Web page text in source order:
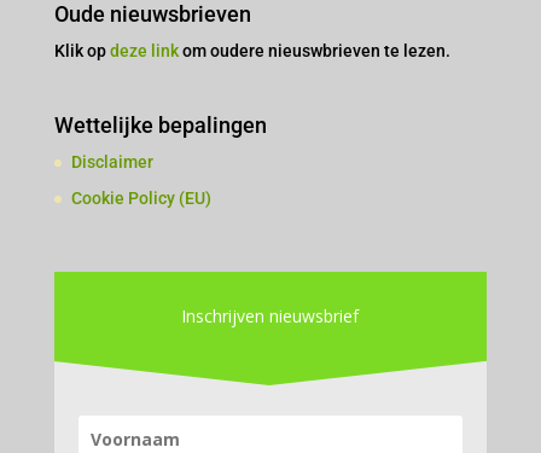
Oude nieuwsbrieven
Klik opdeze linkom oudere nieuswbrieven te lezen.
Wettelijke bepalingen
Disclaimer
Cookie Policy (EU)
Inschrijven nieuwsbrief